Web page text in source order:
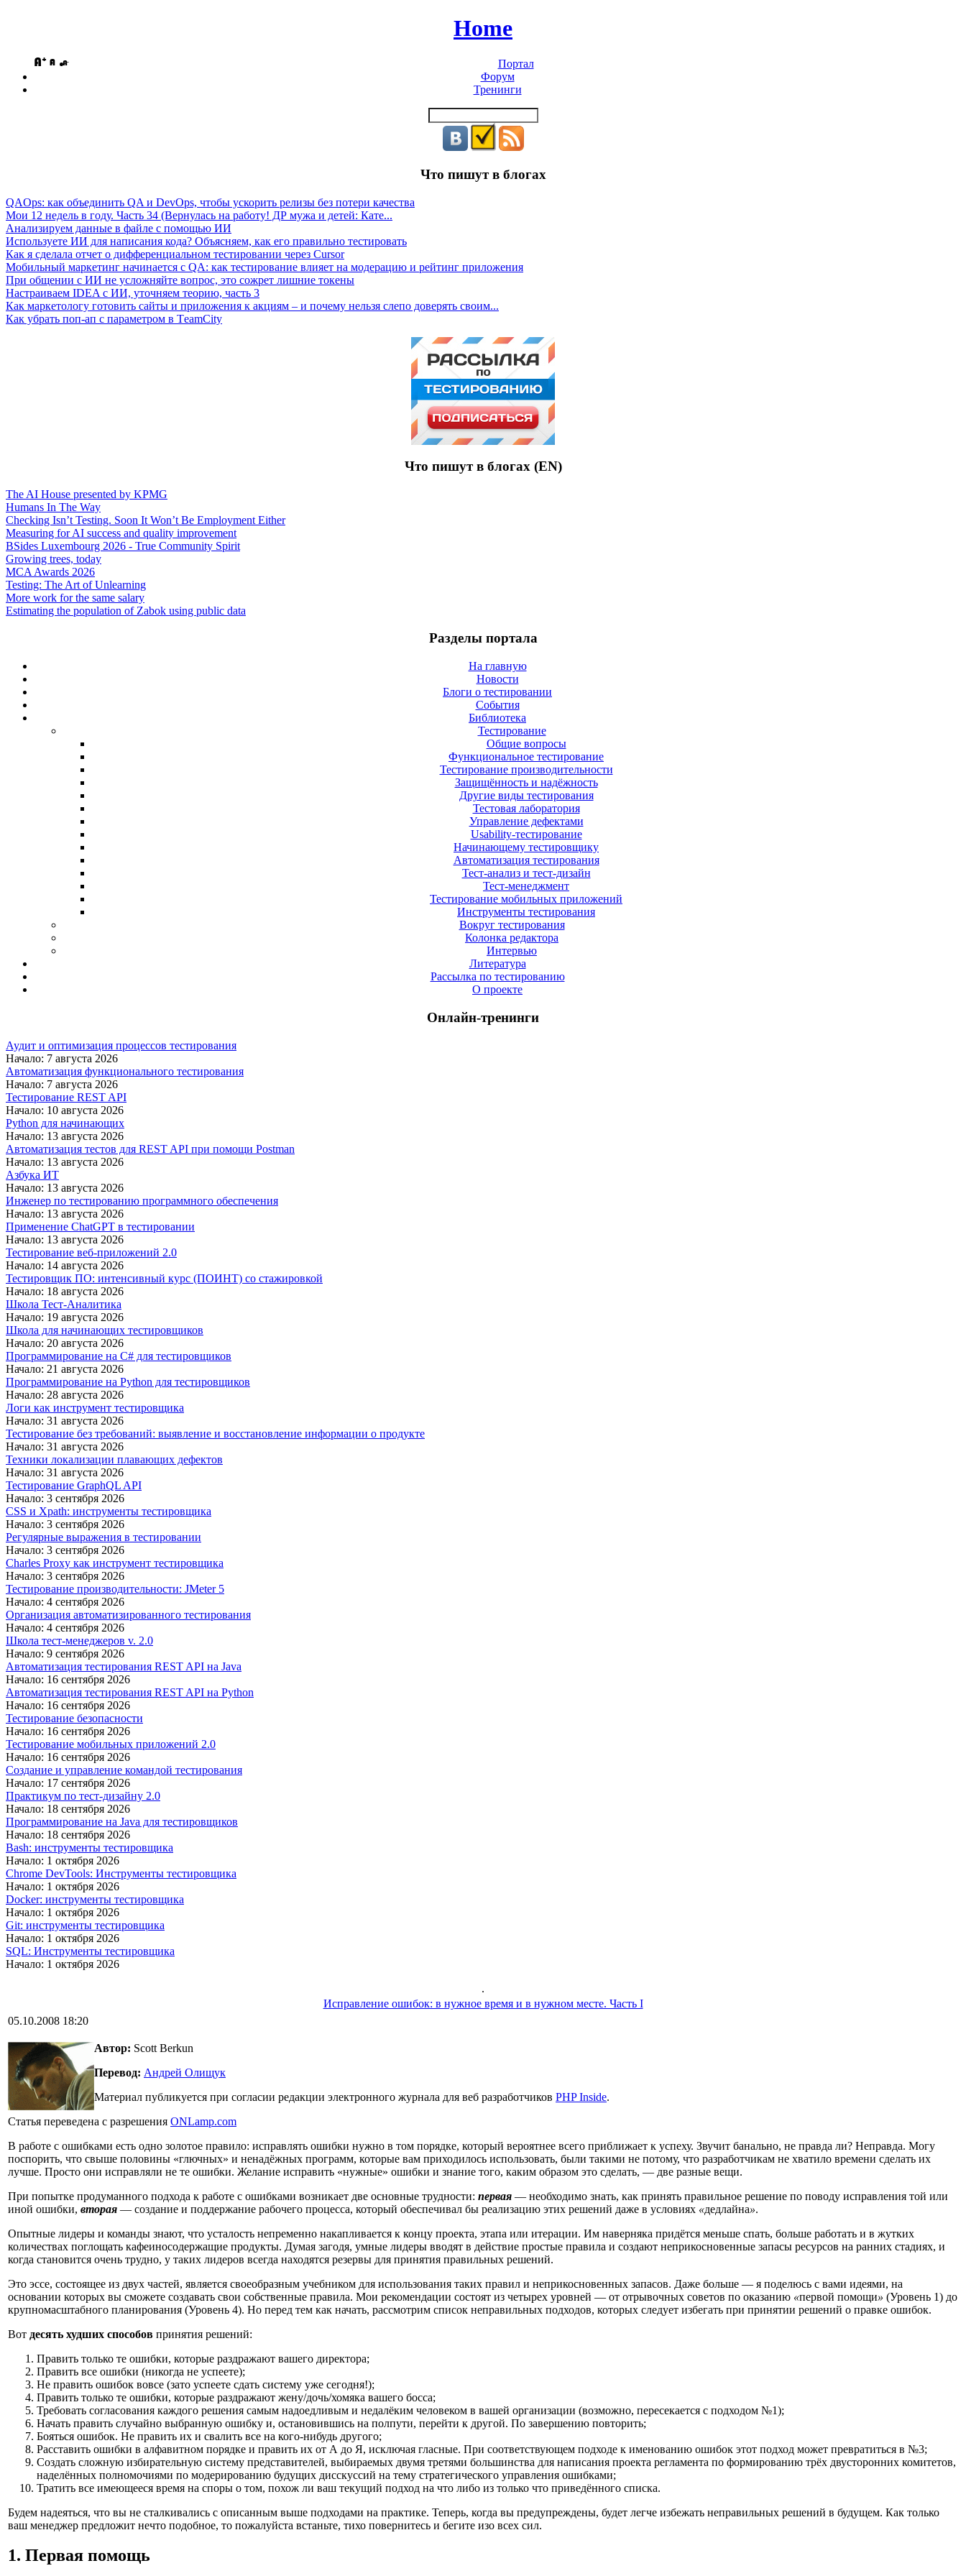
Home
Портал
Форум
Тренинги
Что пишут в блогах
QAOps: как объединить QA и DevOps, чтобы ускорить релизы без потери качества
Мои 12 недель в году. Часть 34 (Вернулась на работу! ДР мужа и детей: Кате...
Анализируем данные в файле с помощью ИИ
Используете ИИ для написания кода? Объясняем, как его правильно тестировать
Как я сделала отчет о дифференциальном тестировании через Cursor
Мобильный маркетинг начинается с QA: как тестирование влияет на модерацию и рейтинг приложения
При общении с ИИ не усложняйте вопрос, это сожрет лишние токены
Настраиваем IDEA с ИИ, уточняем теорию, часть 3
Как маркетологу готовить сайты и приложения к акциям – и почему нельзя слепо доверять своим...
Как убрать поп-ап с параметром в ТeamСity
Что пишут в блогах (EN)
The AI House presented by KPMG
Humans In The Way
Checking Isn’t Testing. Soon It Won’t Be Employment Either
Measuring for AI success and quality improvement
BSides Luxembourg 2026 - True Community Spirit
Growing trees, today
MCA Awards 2026
Testing: The Art of Unlearning
More work for the same salary
Estimating the population of Zabok using public data
Разделы портала
На главную
Новости
Блоги о тестировании
События
Библиотека
Тестирование
Общие вопросы
Функциональное тестирование
Тестирование производительности
Защищённость и надёжность
Другие виды тестирования
Тестовая лаборатория
Управление дефектами
Usability-тестирование
Начинающему тестировщику
Автоматизация тестирования
Тест-анализ и тест-дизайн
Тест-менеджмент
Тестирование мобильных приложений
Инструменты тестирования
Вокруг тестирования
Колонка редактора
Интервью
Литература
Рассылка по тестированию
О проекте
Онлайн-тренинги
Аудит и оптимизация процессов тестирования
Начало: 7 августа 2026
Автоматизация функционального тестирования
Начало: 7 августа 2026
Тестирование REST API
Начало: 10 августа 2026
Python для начинающих
Начало: 13 августа 2026
Автоматизация тестов для REST API при помощи Postman
Начало: 13 августа 2026
Азбука ИТ
Начало: 13 августа 2026
Инженер по тестированию программного обеспечения
Начало: 13 августа 2026
Применение ChatGPT в тестировании
Начало: 13 августа 2026
Тестирование веб-приложений 2.0
Начало: 14 августа 2026
Тестировщик ПО: интенсивный курс (ПОИНТ) со стажировкой
Начало: 18 августа 2026
Школа Тест-Аналитика
Начало: 19 августа 2026
Школа для начинающих тестировщиков
Начало: 20 августа 2026
Программирование на C# для тестировщиков
Начало: 21 августа 2026
Программирование на Python для тестировщиков
Начало: 28 августа 2026
Логи как инструмент тестировщика
Начало: 31 августа 2026
Тестирование без требований: выявление и восстановление информации о продукте
Начало: 31 августа 2026
Техники локализации плавающих дефектов
Начало: 31 августа 2026
Тестирование GraphQL API
Начало: 3 сентября 2026
CSS и Xpath: инструменты тестировщика
Начало: 3 сентября 2026
Регулярные выражения в тестировании
Начало: 3 сентября 2026
Charles Proxy как инструмент тестировщика
Начало: 3 сентября 2026
Тестирование производительности: JMeter 5
Начало: 4 сентября 2026
Организация автоматизированного тестирования
Начало: 4 сентября 2026
Школа тест-менеджеров v. 2.0
Начало: 9 сентября 2026
Автоматизация тестирования REST API на Java
Начало: 16 сентября 2026
Автоматизация тестирования REST API на Python
Начало: 16 сентября 2026
Тестирование безопасности
Начало: 16 сентября 2026
Тестирование мобильных приложений 2.0
Начало: 16 сентября 2026
Создание и управление командой тестирования
Начало: 17 сентября 2026
Практикум по тест-дизайну 2.0
Начало: 18 сентября 2026
Программирование на Java для тестировщиков
Начало: 18 сентября 2026
Bash: инструменты тестировщика
Начало: 1 октября 2026
Chrome DevTools: Инструменты тестировщика
Начало: 1 октября 2026
Docker: инструменты тестировщика
Начало: 1 октября 2026
Git: инструменты тестировщика
Начало: 1 октября 2026
SQL: Инструменты тестировщика
Начало: 1 октября 2026
.
Исправление ошибок: в нужное время и в нужном месте. Часть I
05.10.2008 18:20
Автор: Scott Berkun
Перевод: Андрей Олищук
Материал публикуется при согласии редакции электронного журнала для веб разработчиков PHP Inside.
Статья переведена с разрешения ONLamp.com
В работе с ошибками есть одно золотое правило: исправлять ошибки нужно в том порядке, который вероятнее всего приближает к успеху. Звучит банально, не правда ли? Неправда. Могу
поспорить, что свыше половины «глючных» и ненадёжных программ, которые вам приходилось использовать, были такими не потому, что разработчикам не хватило времени сделать их
лучше. Просто они исправляли не те ошибки. Желание исправить «нужные» ошибки и знание того, каким образом это сделать, — две разные вещи.
При попытке продуманного подхода к работе с ошибками возникает две основные трудности: первая — необходимо знать, как принять правильное решение по поводу исправления той или
иной ошибки, вторая — создание и поддержание рабочего процесса, который обеспечивал бы реализацию этих решений даже в условиях «дедлайна».
Опытные лидеры и команды знают, что усталость непременно накапливается к концу проекта, этапа или итерации. Им наверняка придётся меньше спать, больше работать и в жутких
количествах поглощать кафеиносодержащие продукты. Думая загодя, умные лидеры вводят в действие простые правила и создают неприкосновенные запасы ресурсов на ранних стадиях, и
когда становится очень трудно, у таких лидеров всегда находятся резервы для принятия правильных решений.
Это эссе, состоящее из двух частей, является своеобразным учебником для использования таких правил и неприкосновенных запасов. Даже больше — я поделюсь с вами идеями, на
основании которых вы сможете создавать свои собственные правила. Мои рекомендации состоят из четырех уровней — от отрывочных советов по оказанию «первой помощи» (Уровень 1) до
крупномасштабного планирования (Уровень 4). Но перед тем как начать, рассмотрим список неправильных подходов, которых следует избегать при принятии решений о правке ошибок.
Вот десять худших способов принятия решений:
Править только те ошибки, которые раздражают вашего директора;
Править все ошибки (никогда не успеете);
Не править ошибок вовсе (зато успеете сдать систему уже сегодня!);
Править только те ошибки, которые раздражают жену/дочь/хомяка вашего босса;
Требовать согласования каждого решения самым надоедливым и недалёким человеком в вашей организации (возможно, пересекается с подходом №1);
Начать править случайно выбранную ошибку и, остановившись на полпути, перейти к другой. По завершению повторить;
Бояться ошибок. Не править их и свалить все на кого-нибудь другого;
Расставить ошибки в алфавитном порядке и править их от А до Я, исключая гласные. При соответствующем подходе к именованию ошибок этот подход может превратиться в №3;
Создать сложную избирательную систему представителей, выбираемых двумя третями большинства для написания проекта регламента по формированию трёх двусторонних комитетов,
наделённых полномочиями по модерированию будущих дисскуссий на тему стратегического управления ошибками;
Тратить все имеющееся время на споры о том, похож ли ваш текущий подход на что либо из только что приведённого списка.
Будем надеяться, что вы не сталкивались с описанным выше подходами на практике. Теперь, когда вы предупреждены, будет легче избежать неправильных решений в будущем. Как только
ваш менеджер предложит нечто подобное, то пожалуйста встаньте, тихо повернитесь и бегите изо всех сил.
1. Первая помощь